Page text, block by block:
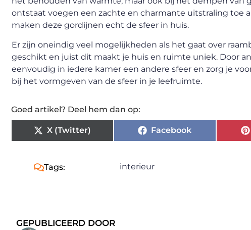
ontstaat voegen een zachte en charmante uitstraling toe
maken deze gordijnen echt de sfeer in huis.
Er zijn oneindig veel mogelijkheden als het gaat over
geschikt en juist dit maakt je huis en ruimte uniek. Door
eenvoudig in iedere kamer een andere sfeer en zorg je
bij het vormgeven van de sfeer in je leefruimte.
Goed artikel? Deel hem dan op:
X (Twitter) Facebook
Tags: interieur
GEPUBLICEERD DOOR